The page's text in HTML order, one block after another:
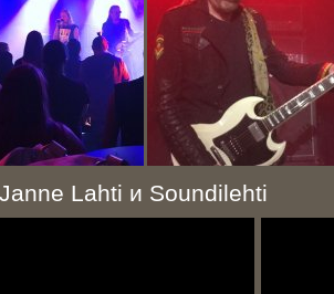
Lahti и Soundilehti